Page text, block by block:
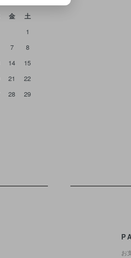
金
土
1
7
8
14
15
21
22
28
29
お